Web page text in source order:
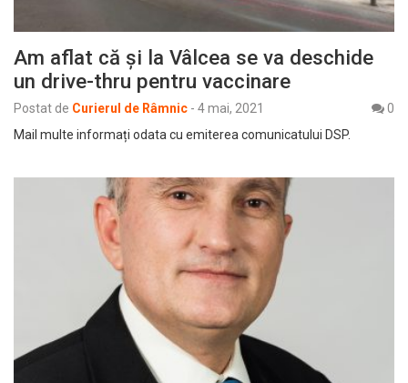
Am aflat că și la Vâlcea se va deschide
un drive-thru pentru vaccinare
Postat de Curierul de Râmnic - 4 mai, 2021
0
Mail multe informați odata cu emiterea comunicatului DSP.